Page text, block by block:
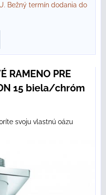
Bežný termín dodania do
RAMENO PRE
15 biela/chróm
svoju vlastnú oázu